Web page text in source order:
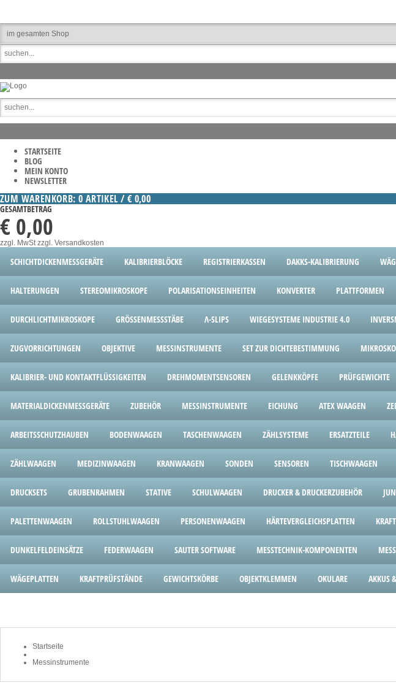
STARTSEITE
BLOG
MEIN KONTO
NEWSLETTER
ZUM WARENKORB: 0 ARTIKEL / € 0,00
GESAMTBETRAG
€ 0,00
zzgl. MwStzzgl. Versandkosten
SCHICHTDICKENMESSGERÄTE KALIBRIERBLÖCKE REGISTRIERKASSEN DAKKS-KALIBRIERUNG
HALTERUNGEN STEREOMIKROSKOPE POLARISATIONSEINHEITEN KONVERTER PLATTFORMEN
DURCHLICHTMIKROSKOPE GRÖSSENMESSSTÄBE Λ-SLIPS WIEGESYSTEME INDUSTRIE 4.0
ZUGVORRICHTUNGEN OBJEKTIVE MESSINSTRUMENTE SET ZUR DICHTEBESTIMMUNG
KALIBRIER- UND KONTAKTFLÜSSIGKEITEN DREHMOMENTSENSOREN GELENKKÖPFE PRÜFGEWICHTE
MATERIALDICKENMESSGERÄTE ZUBEHÖR MESSINSTRUMENTE EICHUNG ATEX WAAGEN
ARBEITSSCHUTZHAUBEN BODENWAAGEN TASCHENWAAGEN ZÄHLSYSTEME ERSATZTEILE
ZÄHLWAAGEN MEDIZINWAAGEN KRANWAAGEN SONDEN SENSOREN TISCHWAAGEN
DRUCKSETS GRUBENRAHMEN STATIVE SCHULWAAGEN DRUCKER & DRUCKERZUBEHÖR
PALETTENWAAGEN ROLLSTUHLWAAGEN PERSONENWAAGEN HÄRTEVERGLEICHSPLATTEN
DUNKELFELDEINSÄTZE FEDERWAAGEN SAUTER SOFTWARE MESSTECHNIK-KOMPONENTEN
WÄGEPLATTEN KRAFTPRÜFSTÄNDE GEWICHTSKÖRBE OBJEKTKLEMMEN OKULARE AKKUS
Startseite
Messinstrumente